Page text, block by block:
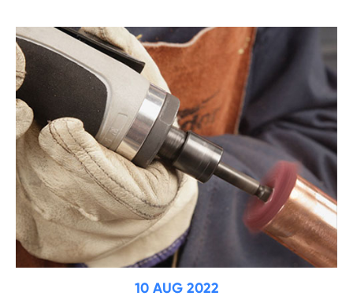
10 AUG 2022